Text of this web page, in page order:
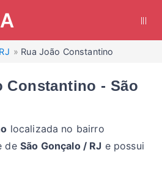
Rua João Constantino
Constantino - São
localizada no bairro
de São Gonçalo / RJ e possui